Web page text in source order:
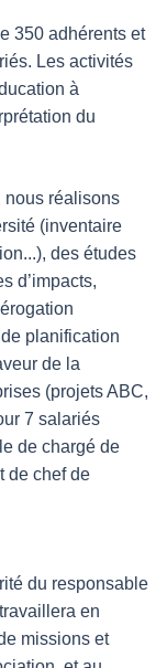
350 adhérents et
Les activités
à
du
nous réalisons
(inventaire
des études
d’impacts,
planification
de la
(projets ABC,
7 salariés
de chargé de
de chef de
du responsable
en
missions et